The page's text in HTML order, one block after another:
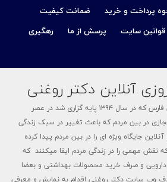
پرداخت و خرید
ضمانت کیفیت
قوانین سایت پرسش از ما
رهگیری
آنلاین دکتر روغنی
اولین داروخانه اینترنتی استان فارس که در سال ۱۳۹۴ پایه گزاری شد در عصر
در بین مردم که باعث تغییر در سبک زندگی
جایگاه ویژه ای را در بین مردم پیدا کرده
نقش مهمی را در زندگی مردم ایفا میکنند که
دارویی و صرف خرید محصولات بهداشتی و بعضا
وب سایت دکتر روغنی اقدام به نمایش و معرفی